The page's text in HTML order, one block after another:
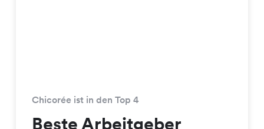
Chicorée ist in den Top 4
Beste Arbeitgeber